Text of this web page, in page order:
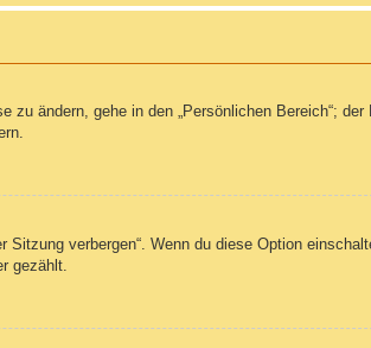
ändern, gehe in den „Persönlichen Bereich“;
verbergen“. Wenn du diese Option
gezählt.